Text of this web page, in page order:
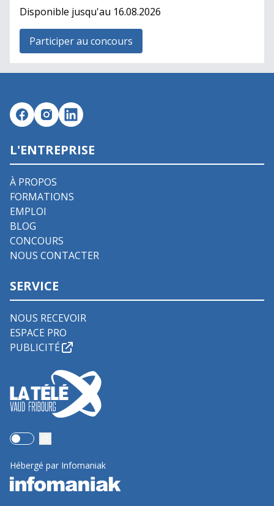
Disponible jusqu'au 16.08.2026
Participer au concours
L'ENTREPRISE
À PROPOS
FORMATIONS
EMPLOI
BLOG
CONCOURS
NOUS CONTACTER
SERVICE
NOUS RECEVOIR
ESPACE PRO
PUBLICITÉ
Use setting
Hébergé par Infomaniak